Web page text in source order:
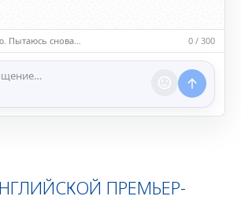
вправе удалять
доступ к чату при
Пытаюсь снова… 0 / 300
ПРЕМЬЕР-